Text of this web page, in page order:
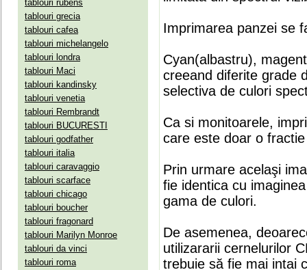
tablouri rubens
tablouri grecia
tablouri cafea
tablouri michelangelo
tablouri londra
tablouri Maci
tablouri kandinsky
tablouri venetia
tablouri Rembrandt
tablouri BUCURESTI
tablouri godfather
tablouri italia
tablouri caravaggio
tablouri scarface
tablouri chicago
tablouri boucher
tablouri fragonard
tablouri Marilyn Monroe
tablouri da vinci
tablouri roma
Imprimarea panzei se
Cyan(albastru),
creeand diferite grade
selectiva de culori
Ca si monitoarele,
care este doar o
Prin urmare acelaşi
fie identica cu
gama de culori.
De asemenea,
utilizararii cernelurilor
trebuie să fie mai intai